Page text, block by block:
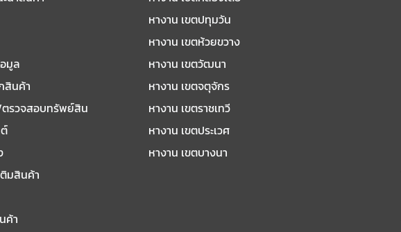
มูล
สินค้า
รวจสอบทรัพย์สิน
มสินค้า
ค้า
หางาน เขตปทุมวัน
หางาน เขตห้วยขวาง
หางาน เขตวัฒนา
หางาน เขตจตุจักร
หางาน เขตราชเทวี
หางาน เขตประเวศ
หางาน เขตบางนา